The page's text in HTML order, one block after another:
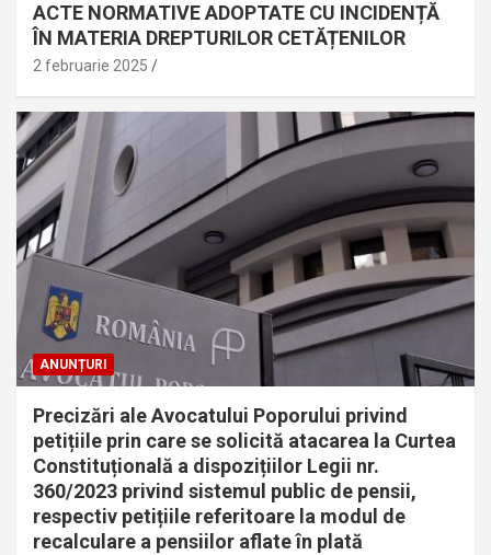
ACTE NORMATIVE ADOPTATE CU INCIDENȚĂ
ÎN MATERIA DREPTURILOR CETĂȚENILOR
2 februarie 2025
ANUNȚURI
Precizări ale Avocatului Poporului privind
petițiile prin care se solicită atacarea la Curtea
Constituțională a dispozițiilor Legii nr.
360/2023 privind sistemul public de pensii,
respectiv petițiile referitoare la modul de
recalculare a pensiilor aflate în plată